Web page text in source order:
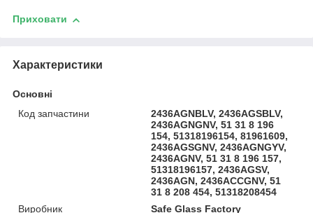
Приховати
Характеристики
Основні
Код запчастини
2436AGNBLV, 2436AGSBLV,
2436AGNGNV, 51 31 8 196
154, 51318196154, 81961609,
2436AGSGNV, 2436AGNGYV,
2436AGNV, 51 31 8 196 157,
51318196157, 2436AGSV,
2436AGN, 2436ACCGNV, 51
31 8 208 454, 51318208454
Виробник
Safe Glass Factory